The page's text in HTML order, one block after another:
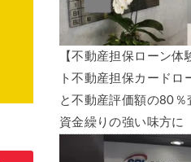
【不動産担保ローン
ト不動産担保カードロ
と不動産評価額の80
資金繰りの強い味方に